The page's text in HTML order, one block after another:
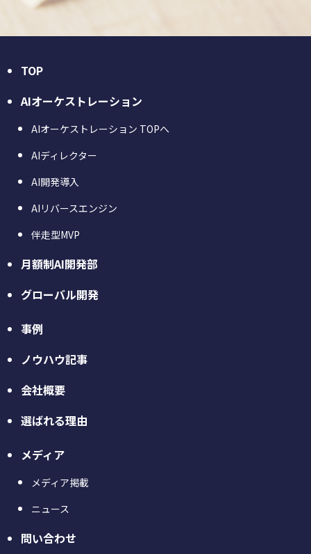
TOP
AIオーケストレーション
AIオーケストレーション TOPへ
AIディレクター
AI開発導入
AIリバースエンジン
伴走型MVP
月額制AI開発部
グローバル開発
事例
ノウハウ記事
会社概要
選ばれる理由
メディア
メディア掲載
ニュース
問い合わせ